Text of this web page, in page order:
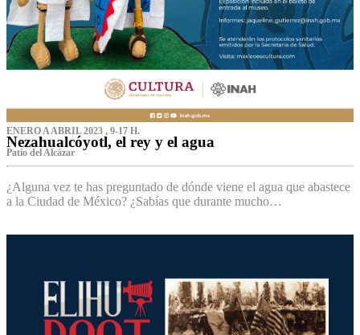
ENERO A ABRIL 2023 , 9-17 H.
Nezahualcóyotl, el rey y el agua
Patio del Alcázar
¿Alguna vez te has preguntado de dónde viene el agua que abastece
a la Ciudad de México? ¿Sabías que durante mucho…